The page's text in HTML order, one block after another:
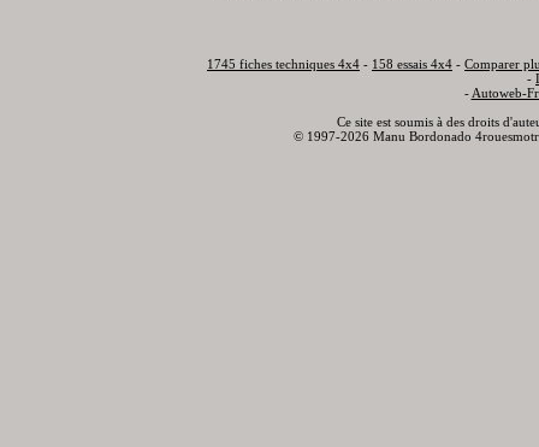
1745 fiches techniques 4x4 - 158 essais 4x4 - Comparer
-
- Autoweb-
Ce site est soumis à des droits
© 1997-2026 Manu Bordonado